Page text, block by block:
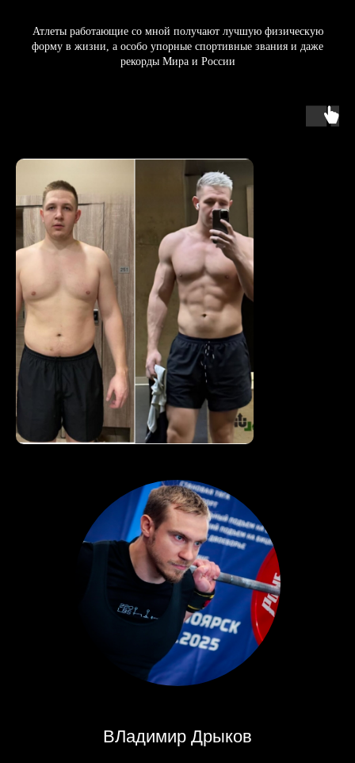
Атлеты работающие со мной получают лучшую физическую
форму в жизни, а особо упорные спортивные звания и даже
рекорды Мира и России
ВЛадимир Дрыков